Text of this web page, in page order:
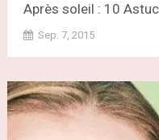
Après soleil : 10
Sep. 7, 2015